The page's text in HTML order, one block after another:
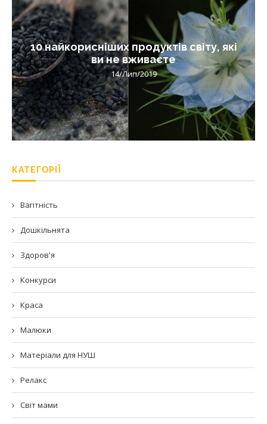
10 найкорисніших продуктів світу, які
ви не вживаєте
14/Лип/2019
КАТЕГОРІЇ
Вагітність
Дошкільнята
Здоров'я
Конкурси
Краса
Малюки
Матеріали для НУШ
Релакс
Світ мами